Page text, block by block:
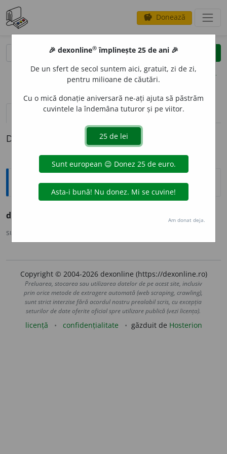
savings Donează
clear
opțiuni
definiții (1) pronunțievolume_up (50)
Definiția cu ID-ul 240831:
Ortografice DOOM
din
sursa:
Copyright © 2004-2026 dexonline (https://dexonline.ro)
Preluarea, stocarea sau utilizarea datelor de pe acest site, inclusiv
prin orice metode de extragere automată (web scraping, crawling),
sunt strict interzise fără acordul nostru prealabil scris, cu excepția
seturilor de date oferite oficial spre utilizare publică (vezi licența).
licență confidențialitate găzduit de Hosterion
🎉 dexonline® împlinește 25 de ani 🎉
De un sfert de secol suntem aici, gratuit, zi de zi,
pentru milioane de căutări.
Cu o mică donație aniversară ne-ați ajuta să păstrăm
cuvintele la îndemâna tuturor și pe viitor.
Am donat deja.